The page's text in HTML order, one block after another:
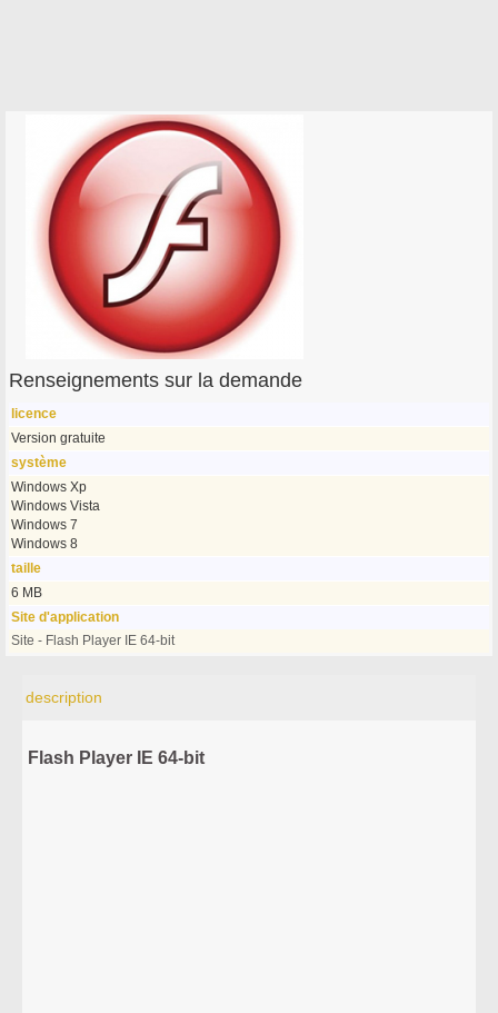
Renseignements sur la demande
licence
Version gratuite
système
Windows Xp
Windows Vista
Windows 7
Windows 8
taille
6 MB
Site d'application
Site - Flash Player IE 64-bit
description
Flash Player IE 64-bit